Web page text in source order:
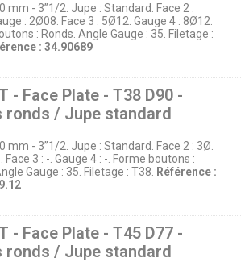
mm - 3’’1/2. Jupe : Standard. Face 2 :
: 2Ø08. Face 3 : 5Ø12. Gauge 4 : 8Ø12.
: Ronds. Angle Gauge : 35. Filetage :
: 34.90689
- Face Plate - T38 D90 -
ronds / Jupe standard
mm - 3’’1/2. Jupe : Standard. Face 2 : 3Ø.
Face 3 : -. Gauge 4 : -. Forme boutons :
Gauge : 35. Filetage : T38.
Référence :
- Face Plate - T45 D77 -
ronds / Jupe standard